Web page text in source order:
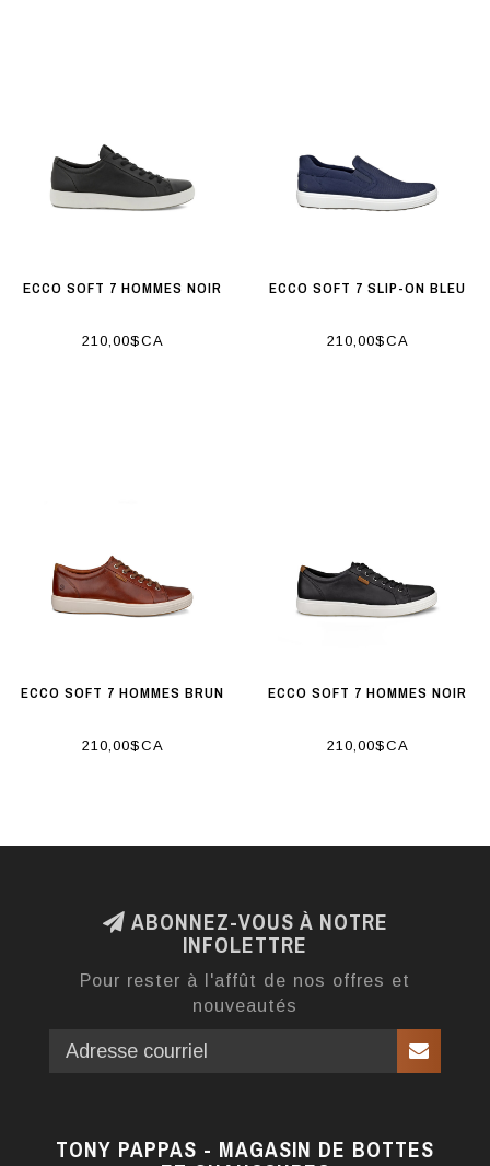
ECCO SOFT 7 HOMMES NOIR
210,00$CA
ECCO SOFT 7 SLIP-ON BLEU
210,00$CA
ECCO SOFT 7 HOMMES BRUN
210,00$CA
ECCO SOFT 7 HOMMES NOIR
210,00$CA
ABONNEZ-VOUS À NOTRE
INFOLETTRE
Pour rester à l'affût de nos offres et
nouveautés
TONY PAPPAS - MAGASIN DE BOTTES